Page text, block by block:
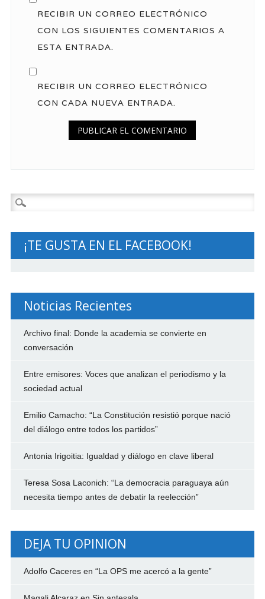
RECIBIR UN CORREO ELECTRÓNICO
CON LOS SIGUIENTES COMENTARIOS A
ESTA ENTRADA.
RECIBIR UN CORREO ELECTRÓNICO
CON CADA NUEVA ENTRADA.
Buscar:
¡TE GUSTA EN EL FACEBOOK!
Noticias Recientes
Archivo final: Donde la academia se convierte en
conversación
Entre emisores: Voces que analizan el periodismo y la
sociedad actual
Emilio Camacho: “La Constitución resistió porque nació
del diálogo entre todos los partidos”
Antonia Irigoitia: Igualdad y diálogo en clave liberal
Teresa Sosa Laconich: “La democracia paraguaya aún
necesita tiempo antes de debatir la reelección”
DEJA TU OPINION
Adolfo Caceresen “La OPS me acercó a la gente”